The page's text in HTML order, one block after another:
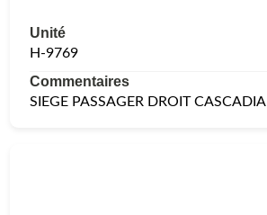
Unité
H-9769
Commentaires
SIEGE PASSAGER DROIT CASCADIA